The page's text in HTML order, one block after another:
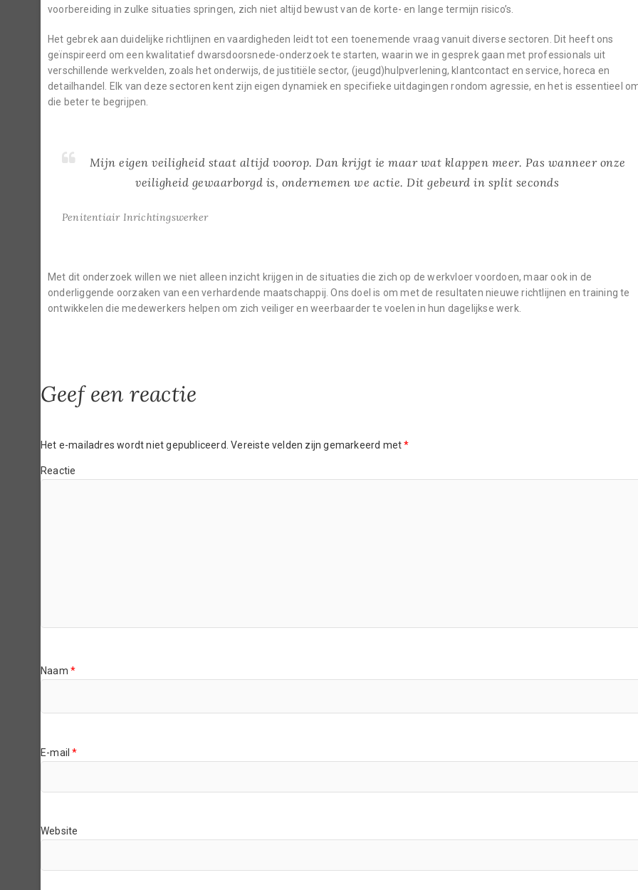
voorbereiding in zulke situaties springen, zich niet altijd bewust van de korte- en lange termijn risico’s.
Het gebrek aan duidelijke richtlijnen en vaardigheden leidt tot een toenemende vraag vanuit diverse sectoren. Dit heeft ons
geïnspireerd om een kwalitatief dwarsdoorsnede-onderzoek te starten, waarin we in gesprek gaan met professionals uit
verschillende werkvelden, zoals het onderwijs, de justitiële sector, (jeugd)hulpverlening, klantcontact en service, horeca en
detailhandel. Elk van deze sectoren kent zijn eigen dynamiek en specifieke uitdagingen rondom agressie, en het is essentieel
die beter te begrijpen.
Mijn eigen veiligheid staat altijd voorop. Dan krijgt ie maar wat klappen meer. Pas wanneer onze
veiligheid gewaarborgd is, ondernemen we actie. Dit gebeurd in split seconds
Penitentiair Inrichtingswerker
Met dit onderzoek willen we niet alleen inzicht krijgen in de situaties die zich op de werkvloer voordoen, maar ook in de
onderliggende oorzaken van een verhardende maatschappij. Ons doel is om met de resultaten nieuwe richtlijnen en training te
ontwikkelen die medewerkers helpen om zich veiliger en weerbaarder te voelen in hun dagelijkse werk.
Geef een reactie
Het e-mailadres wordt niet gepubliceerd. Vereiste velden zijn gemarkeerd met*
Reactie
Naam *
E-mail*
Website